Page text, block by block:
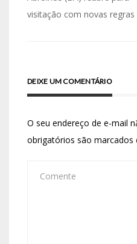
visitação com novas regras
DEIXE UM COMENTÁRIO
O seu endereço de e-mail
obrigatórios são marcados